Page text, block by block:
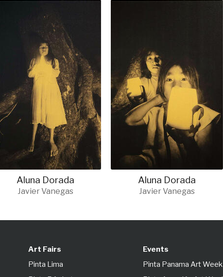
Aluna Dorada
Javier Vanegas
Aluna Dorada
Javier Vanegas
Art Fairs
Pinta Lima
Events
Pinta Panama Art Week